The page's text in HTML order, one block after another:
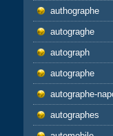
authographe
autograghe
autograph
autographe
autographe-
autographes